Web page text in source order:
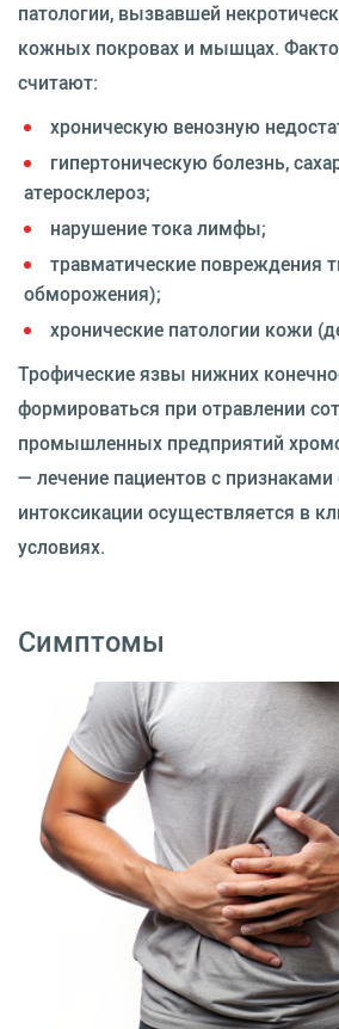
патологии, вызвавшей
кожных покровах и мышцах.
считают:
хроническую венозную
гипертоническую болезнь,
атеросклероз;
нарушение тока лимфы;
травматические повреждения
обморожения);
хронические патологии кожи
Трофические язвы нижних
формироваться при отравлении
промышленных предприятий
— лечение пациентов с признаками
интоксикации осуществляется в
условиях.
Симптомы